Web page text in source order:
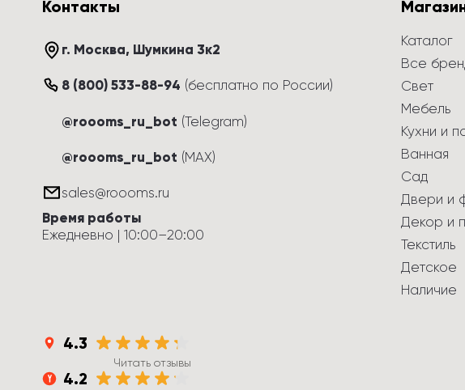
Контакты
г. Москва, Шумкина 3к2
8 (800) 533-88-94 (бесплатно по России)
@roooms_ru_bot (Telegram)
@roooms_ru_bot (MAX)
sales@roooms.ru
Время работы
Ежедневно | 10:00–20:00
4.3
Читать отзывы
4.2
Каталог
Все
Свет
Мебель
Кухни и
Ванная
Сад
Двери и
Декор и
Текстиль
Детское
Наличие